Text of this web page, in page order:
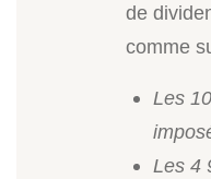
de
comme
Les
Les 4